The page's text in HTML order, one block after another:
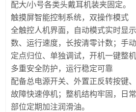
配大/小号各类头戴耳机装夹固定。
触摸屏智能控制系统，双操作模式
全触控人机界面，自动模式实时显
数、运行速度，长按清零计数；手
定点归位、单独调试，开机一键整机
多重安全防护，运行稳定可靠
配备总电源开关、外置正反转按键
故障快速停机；整机结构牢固，日
部位定期加注润滑油。